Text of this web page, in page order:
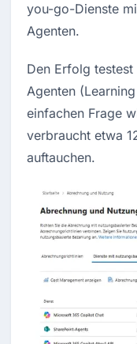
you-go-Dienste
Agenten.
Den Erfolg
Agenten
einfachen Frage
verbraucht etwa
auftauchen.